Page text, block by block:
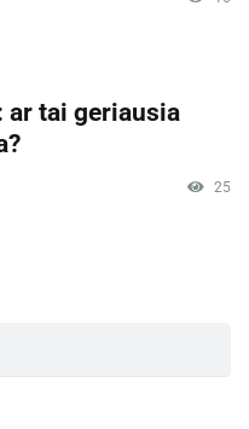
ar tai geriausia
25